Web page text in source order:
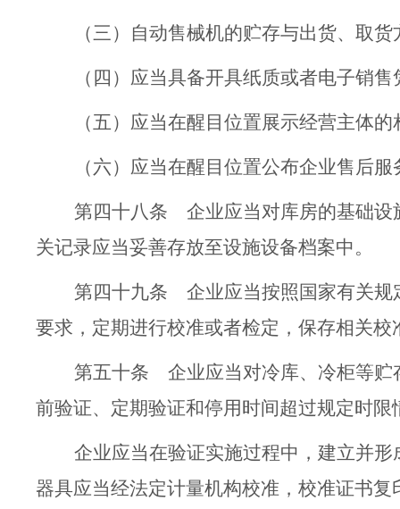
（三）自动售械机的贮存与出货、取
（四）应当具备开具纸质或者电子销
（五）应当在醒目位置展示经营主体
（六）应当在醒目位置公布企业售后
第四十八条 企业应当对库房的基础设
关记录应当妥善存放至设施设备档案中。
第四十九条 企业应当按照国家有关
要求， 定期进行校准或者检定，保存相关校
第五十条 企业应当对冷库、冷柜等贮
前验证、定期验证和停用时间超过规定时限
企业应当在验证实施过程中，建立并
器具应当经法定计量机构校准，校准证书